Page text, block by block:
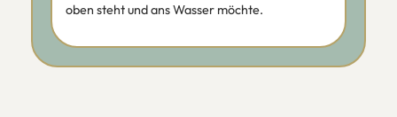
oben steht und ans Wasser möchte.